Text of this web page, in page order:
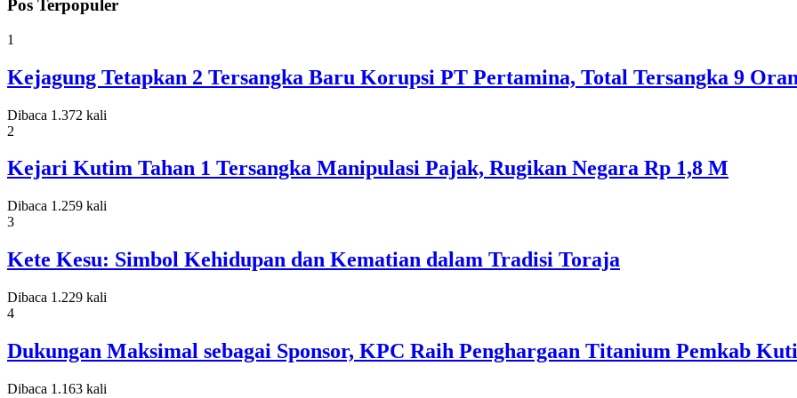
Pos Terpopuler
1
Kejagung Tetapkan 2 Tersangka Baru Korupsi PT Pertamina, Total Tersangka 9
Dibaca 1.372 kali
2
Kejari Kutim Tahan 1 Tersangka Manipulasi Pajak, Rugikan Negara Rp 1,8 M
Dibaca 1.259 kali
3
Kete Kesu: Simbol Kehidupan dan Kematian dalam Tradisi Toraja
Dibaca 1.229 kali
4
Dukungan Maksimal sebagai Sponsor, KPC Raih Penghargaan Titanium Pemkab
Dibaca 1.163 kali